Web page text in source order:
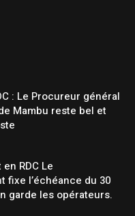
: Le Procureur général
Mambu reste bel et
RDC Le
fixe l’échéance du 30
garde les opérateurs.